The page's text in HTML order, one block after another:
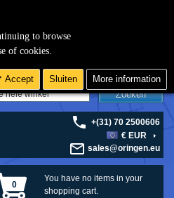
Zoeken
+(31) 70 2500606
€ EUR
sales@oringen.eu
You have no items in your
shopping cart.
0
to browse
of cookies.
Accept Sluiten More information